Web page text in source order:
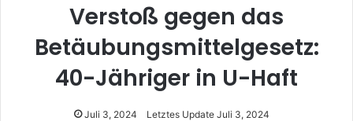
Verstoß gegen das
Betäubungsmittelgesetz:
40-Jähriger in U-Haft
Juli 3, 2024 Letztes Update Juli 3, 2024